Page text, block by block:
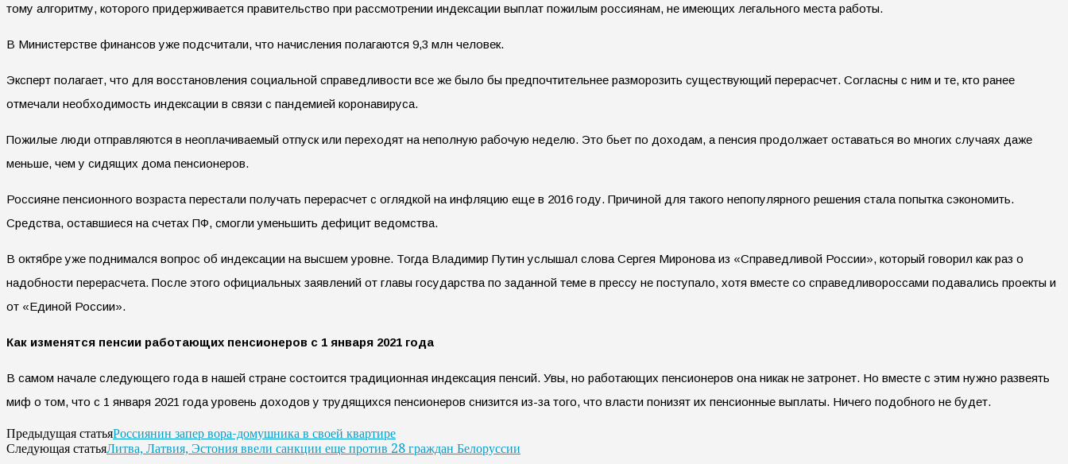
тому алгоритму, которого придерживается правительство при рассмотрении индексации выплат пожилым россиянам, не имеющих легального места работы.
В Министерстве финансов уже подсчитали, что начисления полагаются 9,3 млн человек.
Эксперт полагает, что для восстановления социальной справедливости все же было бы предпочтительнее разморозить существующий перерасчет. Согласны с ним и те, кто ранее
отмечали необходимость индексации в связи с пандемией коронавируса.
Пожилые люди отправляются в неоплачиваемый отпуск или переходят на неполную рабочую неделю. Это бьет по доходам, а пенсия продолжает оставаться во многих случаях даже
меньше, чем у сидящих дома пенсионеров.
Россияне пенсионного возраста перестали получать перерасчет с оглядкой на инфляцию еще в 2016 году. Причиной для такого непопулярного решения стала попытка сэкономить.
Средства, оставшиеся на счетах ПФ, смогли уменьшить дефицит ведомства.
В октябре уже поднимался вопрос об индексации на высшем уровне. Тогда Владимир Путин услышал слова Сергея Миронова из «Справедливой России», который говорил как раз о
надобности перерасчета. После этого официальных заявлений от главы государства по заданной теме в прессу не поступало, хотя вместе со справедливороссами подавались проекты и
от «Единой России».
Как изменятся пенсии работающих пенсионеров с 1 января 2021 года
В самом начале следующего года в нашей стране состоится традиционная индексация пенсий. Увы, но работающих пенсионеров она никак не затронет. Но вместе с этим нужно развеять
миф о том, что с 1 января 2021 года уровень доходов у трудящихся пенсионеров снизится из-за того, что власти понизят их пенсионные выплаты. Ничего подобного не будет.
Предыдущая статьяРоссиянин запер вора-домушника в своей квартире
Следующая статьяЛитва, Латвия, Эстония ввели санкции еще против 28 граждан Белоруссии